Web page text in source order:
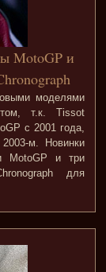
MotoGP и
моделями
т.к. Tissot
с 2001 года,
м. Новинки
MotoGP и три
для